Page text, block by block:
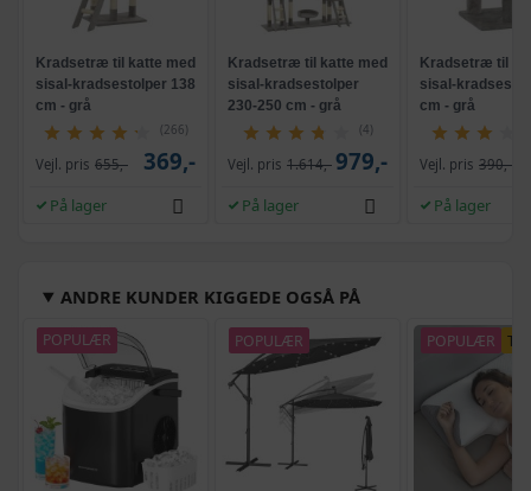
Kradsetræ til katte med
sisal-kradsestolper 138
cm - grå
(266)
Vejl. pris 655,- 369,-
På lager
Kradsetræ til katte med
sisal-kradsestolper
230-250 cm - grå
(4)
Vejl. pris 1.614,- 979,-
På lager
Kradsetræ til
sisal-
cm - grå
Vejl. pris 390,-
På lager
ANDRE KUNDER KIGGEDE OGSÅ PÅ
POPULÆR POPULÆR POPULÆR